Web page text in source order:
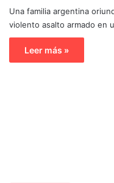
Una familia argentina
violento asalto armado en
Leer más »